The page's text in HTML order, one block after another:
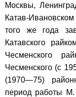
Москвы,
Катав-
того же года
Катавского
Чесменского
Чесменского (с
(1970—75)
период работы